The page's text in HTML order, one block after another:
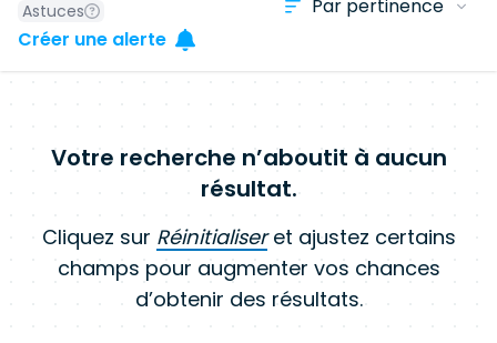
Astuces
Créer une alerte
Votre recherche n’aboutit à aucun
résultat.
Cliquez sur Réinitialiseret ajustez certains
champs pour augmenter vos chances
d’obtenir des résultats.